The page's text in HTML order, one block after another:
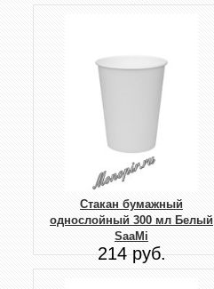
Стакан бумажный
однослойный 300 мл Белый
SaaMi
214 руб.